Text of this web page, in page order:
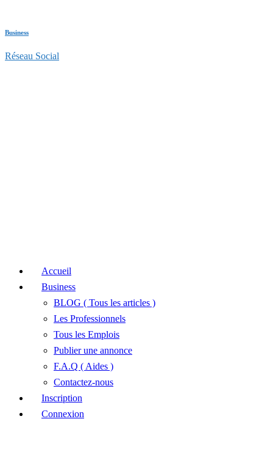
Business
Réseau Social
Accueil
Business
BLOG ( Tous les articles )
Les Professionnels
Tous les Emplois
Publier une annonce
F.A.Q ( Aides )
Contactez-nous
Inscription
Connexion